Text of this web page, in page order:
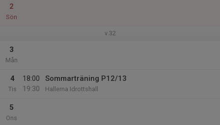
2
Sön
v.32
3
Mån
4
Tis
18:00
19:30
Sommarträning P12/13
Hallerna Idrottshall
5
Ons